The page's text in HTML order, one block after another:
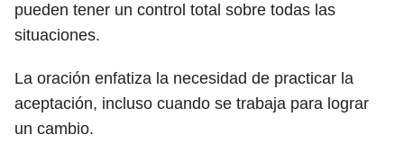
pueden tener un control total sobre todas las
situaciones.
La oración enfatiza la necesidad de practicar la
aceptación, incluso cuando se trabaja para lograr
un cambio.